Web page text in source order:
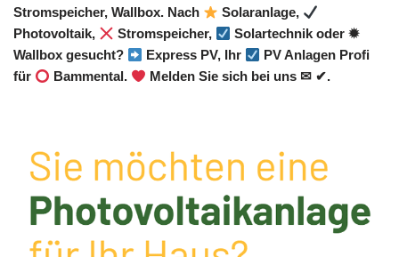
Stromspeicher, Wallbox. Nach
Solaranlage,
Photovoltaik,
Stromspeicher,
Solartechnik oder ✹
Wallbox gesucht?
Express PV, Ihr
PV Anlagen Profi
für
Bammental. Melden Sie sich bei uns ✉ ✔.